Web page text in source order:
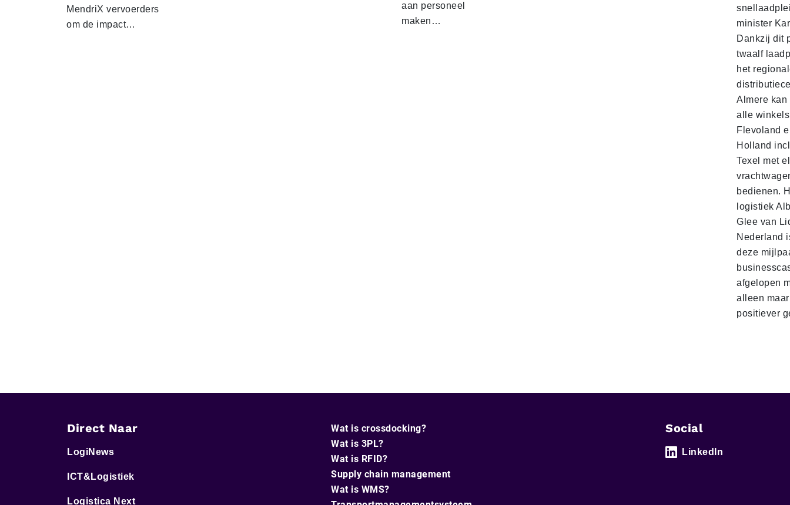
MendriX vervoerders
om de impact…
aan personeel
maken…
minister
Dankzij dit
twaalf
het
Almere
alle
Flevoland
Holland
Texel met
bedienen.
logistiek
Glee van
Nederland
deze
afgelopen
alleen maar
positiever
Direct Naar
LogiNews
ICT&Logistiek
Logistica Next
Wat is crossdocking?
Wat is 3PL?
Wat is RFID?
Supply chain management
Wat is WMS?
Social
LinkedIn